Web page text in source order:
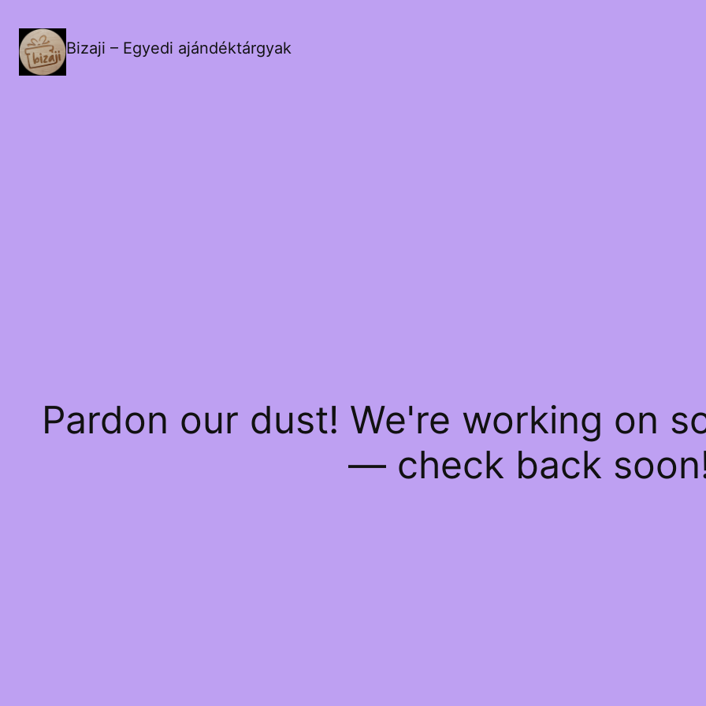
Bizaji – Egyedi ajándéktárgyak
Pardon our dust! We're working on
— check back